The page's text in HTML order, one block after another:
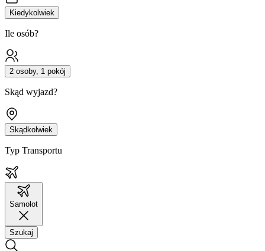
Kiedykolwiek
Ile osób?
2 osoby, 1 pokój
Skąd wyjazd?
Skądkolwiek
Typ Transportu
Samolot
Szukaj